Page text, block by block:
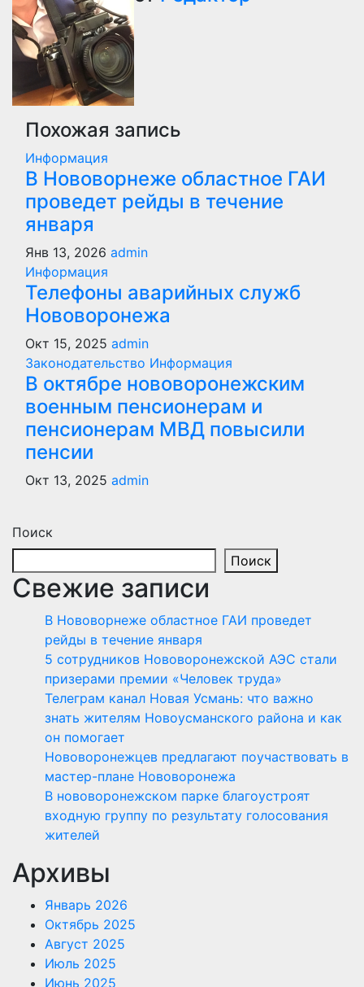
Похожая запись
Информация
В Нововорнеже областное ГАИ
проведет рейды в течение
января
Янв 13, 2026 admin
Информация
Телефоны аварийных служб
Нововоронежа
Окт 15, 2025 admin
Законодательство Информация
В октябре нововоронежским
военным пенсионерам и
пенсионерам МВД повысили
пенсии
Окт 13, 2025 admin
Поиск
Поиск
Свежие записи
В Нововорнеже областное ГАИ проведет
рейды в течение января
5 сотрудников Нововоронежской АЭС стали
призерами премии «Человек труда»
Телеграм канал Новая Усмань: что важно
знать жителям Новоусманского района и как
он помогает
Нововоронежцев предлагают поучаствовать в
мастер-плане Нововоронежа
В нововоронежском парке благоустроят
входную группу по результату голосования
жителей
Архивы
Январь 2026
Октябрь 2025
Август 2025
Июль 2025
Июнь 2025